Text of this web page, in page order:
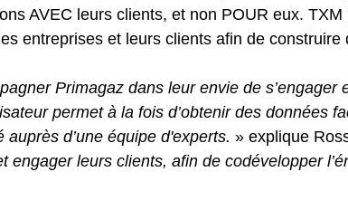
AVEC leurs clients, et non POUR eux.
entreprises et leurs clients afin de
Primagaz dans leur envie de
permet à la fois d’obtenir des données
d’une équipe d'experts. » explique
engager leurs clients, afin de codévelopper